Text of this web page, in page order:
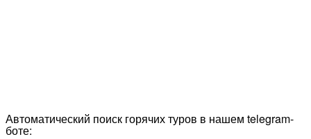
Автоматический поиск горячих туров в нашем telegram-
боте: